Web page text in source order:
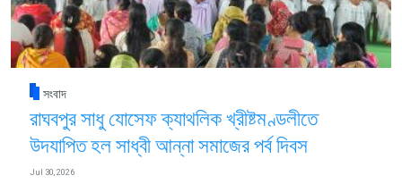
সংবাদ
রাঘবপুর সাধু যোসেফ ক্যাথলিক খ্রীষ্টমণ্ডলীতে
উদযাপিত হল সাধ্বী আন্না সমাজের পর্ব দিবস
Jul 30, 2026